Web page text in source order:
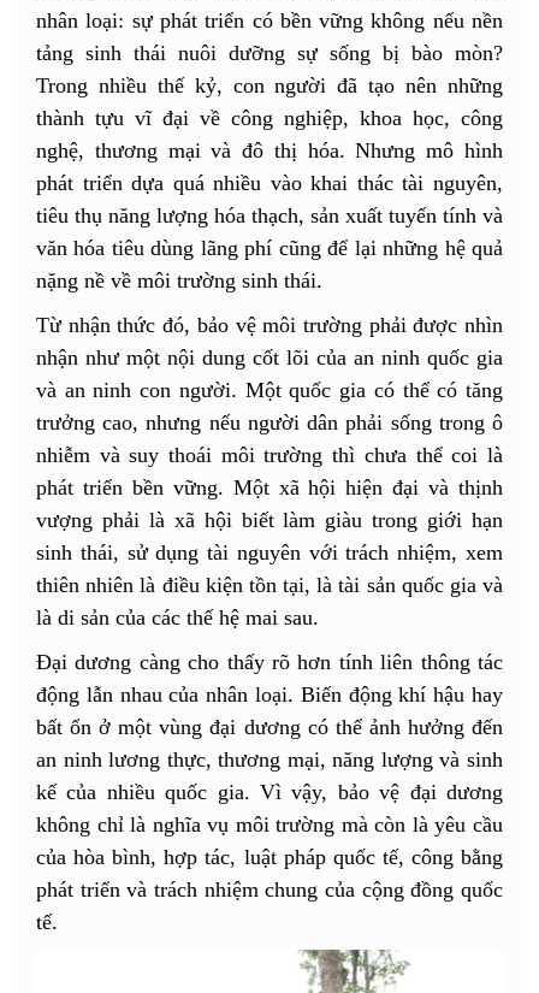
nhân loại: sự phát triển có bền vững không nếu nền
tảng sinh thái nuôi dưỡng sự sống bị bào mòn?
Trong nhiều thế kỷ, con người đã tạo nên những
thành tựu vĩ đại về công nghiệp, khoa học, công
nghệ, thương mại và đô thị hóa. Nhưng mô hình
phát triển dựa quá nhiều vào khai thác tài nguyên,
tiêu thụ năng lượng hóa thạch, sản xuất tuyến tính và
văn hóa tiêu dùng lãng phí cũng để lại những hệ quả
nặng nề về môi trường sinh thái.
Từ nhận thức đó, bảo vệ môi trường phải được nhìn
nhận như một nội dung cốt lõi của an ninh quốc gia
và an ninh con người. Một quốc gia có thể có tăng
trưởng cao, nhưng nếu người dân phải sống trong ô
nhiễm và suy thoái môi trường thì chưa thể coi là
phát triển bền vững. Một xã hội hiện đại và thịnh
vượng phải là xã hội biết làm giàu trong giới hạn
sinh thái, sử dụng tài nguyên với trách nhiệm, xem
thiên nhiên là điều kiện tồn tại, là tài sản quốc gia và
là di sản của các thế hệ mai sau.
Đại dương càng cho thấy rõ hơn tính liên thông tác
động lẫn nhau của nhân loại. Biến động khí hậu hay
bất ổn ở một vùng đại dương có thể ảnh hưởng đến
an ninh lương thực, thương mại, năng lượng và sinh
kế của nhiều quốc gia. Vì vậy, bảo vệ đại dương
không chỉ là nghĩa vụ môi trường mà còn là yêu cầu
của hòa bình, hợp tác, luật pháp quốc tế, công bằng
phát triển và trách nhiệm chung của cộng đồng quốc
tế.